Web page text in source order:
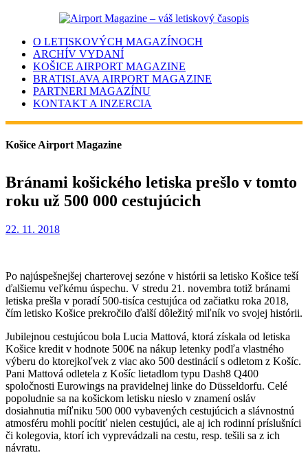
O LETISKOVÝCH MAGAZÍNOCH
ARCHÍV VYDANÍ
KOŠICE AIRPORT MAGAZINE
BRATISLAVA AIRPORT MAGAZINE
PARTNERI MAGAZÍNU
KONTAKT A INZERCIA
Košice Airport Magazine
Bránami košického letiska prešlo v tomto
roku už 500 000 cestujúcich
22. 11. 2018
Po najúspešnejšej charterovej sezóne v histórii sa letisko Košice teší
ďalšiemu veľkému úspechu. V stredu 21. novembra totiž bránami
letiska prešla v poradí 500-tisíca cestujúca od začiatku roka 2018,
čím letisko Košice prekročilo ďalší dôležitý miľník vo svojej histórii.
Jubilejnou cestujúcou bola Lucia Mattová, ktorá získala od letiska
Košice kredit v hodnote 500€ na nákup letenky podľa vlastného
výberu do ktorejkoľvek z viac ako 500 destinácií s odletom z Košíc.
Pani Mattová odletela z Košíc lietadlom typu Dash8 Q400
spoločnosti Eurowings na pravidelnej linke do Düsseldorfu. Celé
popoludnie sa na košickom letisku nieslo v znamení osláv
dosiahnutia míľniku 500 000 vybavených cestujúcich a slávnostnú
atmosféru mohli pocítiť nielen cestujúci, ale aj ich rodinní príslušníci
či kolegovia, ktorí ich vyprevádzali na cestu, resp. tešili sa z ich
návratu.